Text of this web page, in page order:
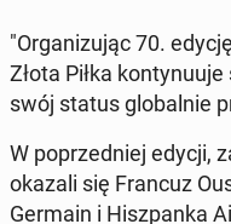
"Or­ga­nizu­jąc 70.
Złota Piłka
swój status glob­al­nie
W poprzed­niej edycji,
okazali się Francuz
Germain i Hisz­pan­ka